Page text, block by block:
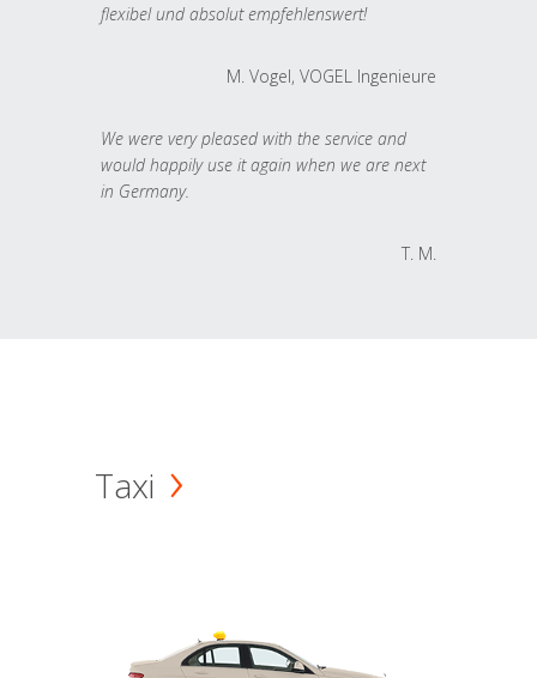
flexibel und absolut empfehlenswert!
M. Vogel, VOGEL Ingenieure
We were very pleased with the service and
would happily use it again when we are next
in Germany.
T. M.
Taxi